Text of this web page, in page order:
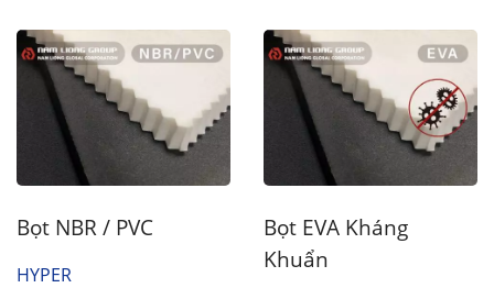
Bọt NBR / PVC
HYPER
Bọt EVA Kháng
Khuẩn